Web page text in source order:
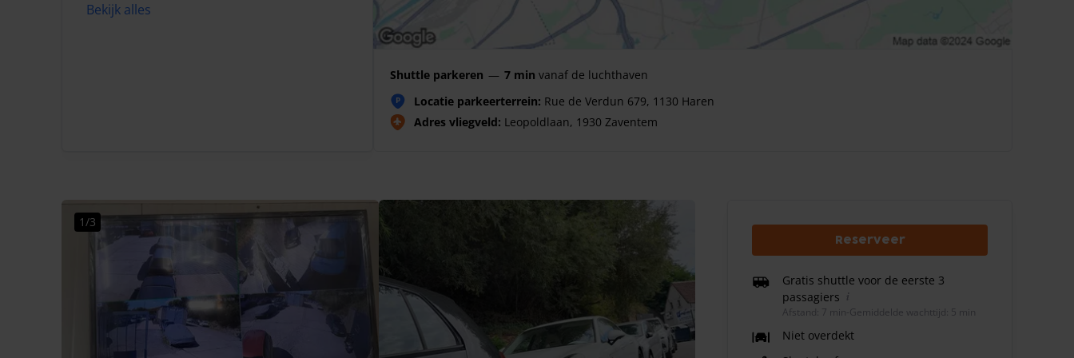
Bekijk alles
Shuttle parkeren — 7 min vanaf de luchthaven
P Locatie parkeerterrein: Rue de Verdun 679, 1130 Haren
Adres vliegveld: Leopoldlaan, 1930 Zaventem
1/3
Reserveer
Gratis shuttle voor de eerste 3
passagiers
Afstand: 7 min Gemiddelde wachttijd: 5 min
Niet overdekt